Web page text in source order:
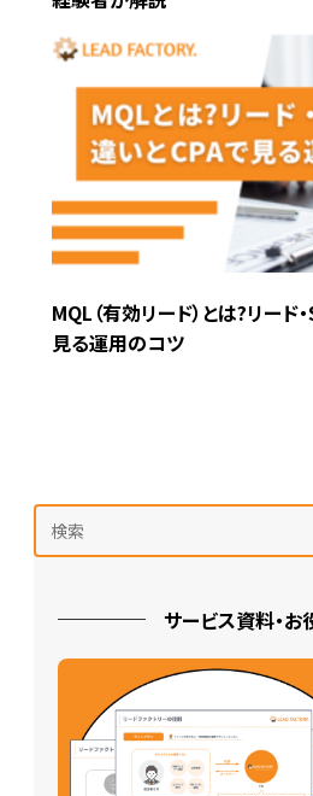
MQL（有効リード）とは?リード
見る運用のコツ
サービス資料・